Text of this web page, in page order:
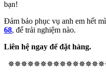
bạn!
Đảm bảo phục vụ anh em hết
68, để trải nghiệm nào.
Liên hệ ngay để đặt hàng.